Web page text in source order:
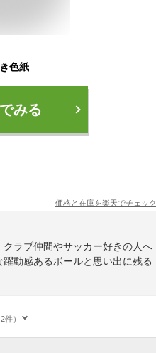
色紙
みる
価格と在庫を楽天でチェック
ラブ仲間やサッカー好きの人へ
動感あるボールと思い出に残る
）